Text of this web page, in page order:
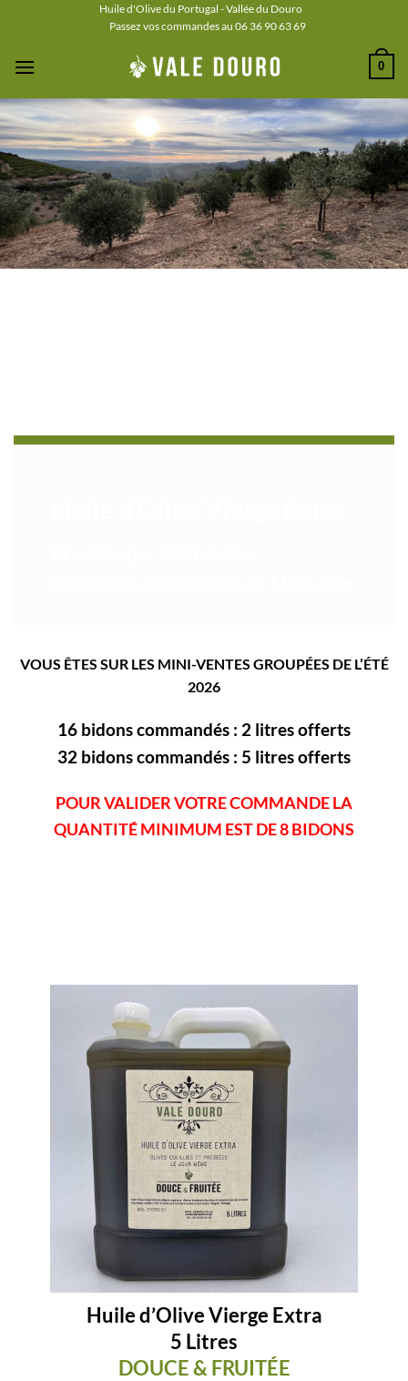
Huile d'Olive du Portugal - Vallée du Douro
Passez vos commandes au 06 36 90 63 69
0
VOUS ÊTES SUR LES MINI-VENTES GROUPÉES DE L’ÉTÉ
2026
16 bidons commandés : 2 litres offerts
32 bidons commandés : 5 litres offerts
POUR VALIDER VOTRE COMMANDE LA
QUANTITÉ MINIMUM EST DE 8 BIDONS
Huile d’Olive Vierge Extra
5 Litres
DOUCE & FRUITÉE